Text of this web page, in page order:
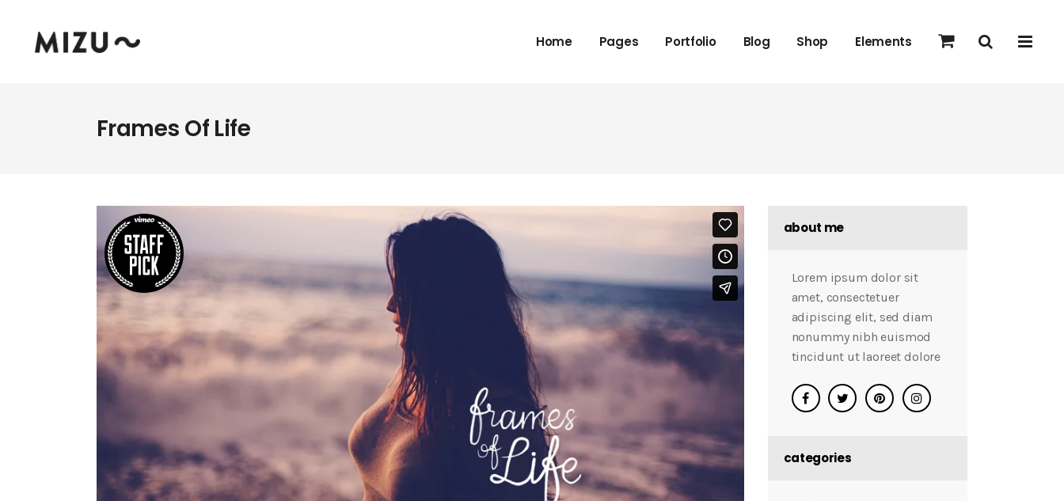
Home Pages Portfolio Blog Shop Elements
Frames Of Life
about me
Lorem ipsum dolor sit
amet, consectetuer
adipiscing elit, sed diam
nonummy nibh euismod
tincidunt ut laoreet dolore
categories